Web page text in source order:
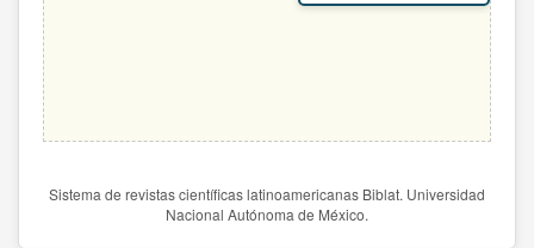
Sistema de revistas científicas latinoamericanas Biblat. Universidad
Nacional Autónoma de México.